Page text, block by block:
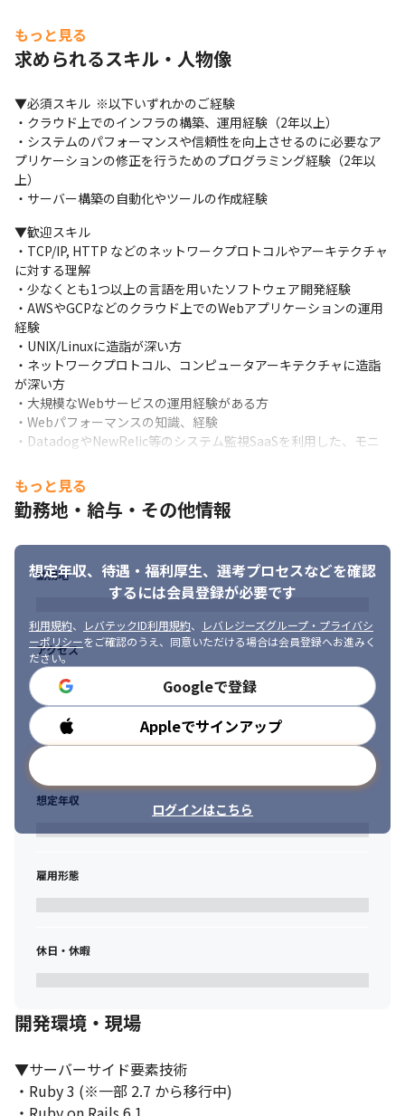
生産性の向上
開発組織の生産性向上をリードしていただきます。
4key metricsを中心とした客観的指標に基づき、インフラ基盤構
ける生産性課題にも踏み込み、ミクロ、マクロ両軸での改善をす
る事でハイパフォーマーな開発組織を実現することを目指しま
す。
2018年に内製化を開始して1人目のエンジニアが参画して以来、
開発者が順調に増えております。2025年には開発組織だけで100
人規模になることが想定されており、組織がスケールしても生産
特に、入社後は下記のような領域を中心にご活躍いただきたいと
考えています。
・開発組織における生産性課題の特定とその解決
・新規プロダクト立ち上げに付随する環境の構築、Terraform に
よるコード化
・アプリケーションやミドルウェアの運用、安定性やパフォーマ
ンスの改善
・クラウドにおけるデータベースやネットワークなどの構築、運
用
・各種オペレーションを自動化するためのツールの開発、運用
・障害検知やキャパシティプランニングのためのモニタリング環
・開発者がSREプラクティスを実践するためのツールの作成、お
よび開発チームへのSRE文化の展開
SREチームでは現在以下の課題に取り組んでいます。従来の手法
に囚われず、LLM/GPT をはじめとした革新的な手法を積極的に取
り入れて解決を目指しています。
・開発組織の生産性向上
－4 key metricsにおける Elite を超える基準の実現
－全ての開発チームをハイパフォーマーにする為の自律的な仕
組み
・エンジニア100人規模を見据えたツールやプラットフォームの提
・新規プロダクト立ち上げに付随する環境構築のリードタイム短
・プロダクト数増加に伴う運用コストの増加への対策
－インフラ共通化や、サーバーレス化、k8s 等の導入検討
▼働く魅力
・システム開発時の技術選定やエンジニア向けの制度創出な
ど、創業期らしい自由度を持った文化
・エンジニアとして広げる、極める、リードするなど、志向に
② プロとして成長できる環境
・エンジニアとしてスタートアップのように挑戦できる環境で
－2023年よりChatGPT活用へも積極的に取り組み業界を先駆
けてプロダクトへ機能実装
とができるフェーズ
・一人のソフトウェアエンジニアとしてだけでなく、チーム開
発のエンジニアとしても成長できる、他社にないエンジニア組織
もっと見る
求められるスキル・人物像
▼必須スキル  ※以下いずれかのご経験
・クラウド上でのインフラの構築、運用経験（2年以上）
・システムのパフォーマンスや信頼性を向上させるのに必要なア
プリケーションの修正を行うためのプログラミング経験（2年以
上）
・サーバー構築の自動化やツールの作成経験
▼歓迎スキル
・TCP/IP, HTTP などのネットワークプロトコルやアーキテクチャ
に対する理解
・少なくとも1つ以上の言語を用いたソフトウェア開発経験
・AWSやGCPなどのクラウド上でのWebアプリケーションの運用
経験
・UNIX/Linuxに造詣が深い方
・ネットワークプロトコル、コンピュータアーキテクチャに造詣
が深い方
・大規模なWebサービスの運用経験がある方
・Webパフォーマンスの知識、経験
・DatadogやNewRelic等のシステム監視SaaSを利用した、モニ
・MySQLなどのデータベース最適化の知識、経験
・コンピュータサイエンスの知識
・Webアプリケーション及びクラウドのセキュリティの知識
した開発経験
感いただける方
・チームや組織が好きな方、他人を想いやれる方
・課題に対して防御的ではなく、チーム全体を課題に向き合える
ように促せる方
もっと見る
勤務地・給与・その他情報
想定年収、待遇・福利厚生、 選考プロセスなどを確認
するには会員登録が必要です
利用規約、 レバテックID利用規約、
レバレジーズグループ・プライバシ
ーポリシーをご確認のうえ、同意いただける場合は会員登録へお進みく
ださい。
Googleで登録
Appleでサインアップ
ログインはこちら
勤務地
アクセス
勤務時間
想定年収
雇用形態
休日・休暇
開発環境・現場
▼サーバーサイド要素技術
・Ruby 3 (※一部 2.7 から移行中)